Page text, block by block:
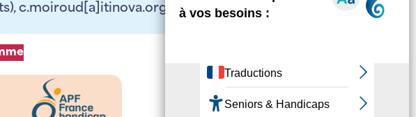
c.moiroud[a]itinova.org ouVéronique Vilmant